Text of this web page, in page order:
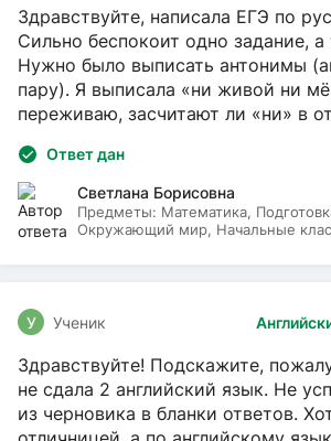
Здравствуйте, написала ЕГЭ по
Сильно беспокоит одно задание, а
Нужно было выписать антонимы
пару). Я выписала «ни живой ни
переживаю, засчитают ли «ни» в
Ответ дан
Светлана Борисовна
Предметы: Математика,
Окружающий мир, Начальные
У Ученик
Здравствуйте! Подскажите,
не сдала 2 английский язык. Не
из черновика в бланки ответов.